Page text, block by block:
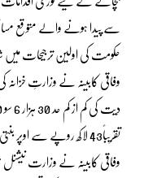
سے پیدا ہونے والے متوقع
حکومت کی اولین ترجیحات
تقریباً43 لاکھ روپے سے اوپر بنتی ہے، مقرر کرنے کی منظوری دی۔
وفاقی کابینہ نے وزارت نیشنل